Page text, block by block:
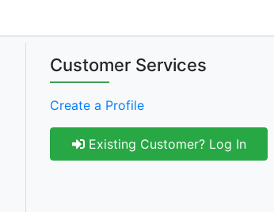
Customer Services
Create a Profile
Existing Customer? Log In